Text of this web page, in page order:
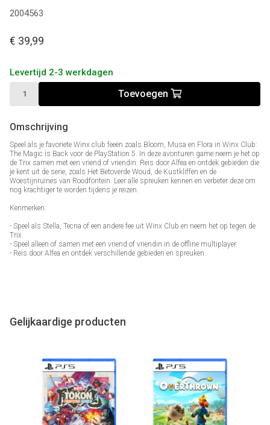
2004563
€ 39,99
Levertijd 2-3 werkdagen
Toevoegen
Omschrijving
Speel als je favoriete Winx club feeën zoals Bloom, Musa en Flora in Winx Club:
The Magic is Back voor de PlayStation 5. In deze avonturen game neem je het op
de Trix samen met een vriend of vriendin. Reis door Alfea en ontdek gebieden die
je kent uit de serie, zoals Het Betoverde Woud, de Kustkliffen en de
Woestijnruïnes van Roodfontein. Leer alle spreuken kennen en verbeter deze om
nog krachtiger te worden tijdens je reizen.
Kenmerken:
- Speel als Stella, Tecna of een andere fee uit Winx Club en neem het op tegen de
Trix.
- Speel alleen of samen met een vriend of vriendin in de offline multiplayer.
- Reis door Alfea en ontdek verschillende gebieden en spreuken.
Gelijkaardige producten